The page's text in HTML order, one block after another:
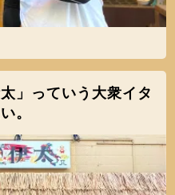
」っていう大衆イタ
。